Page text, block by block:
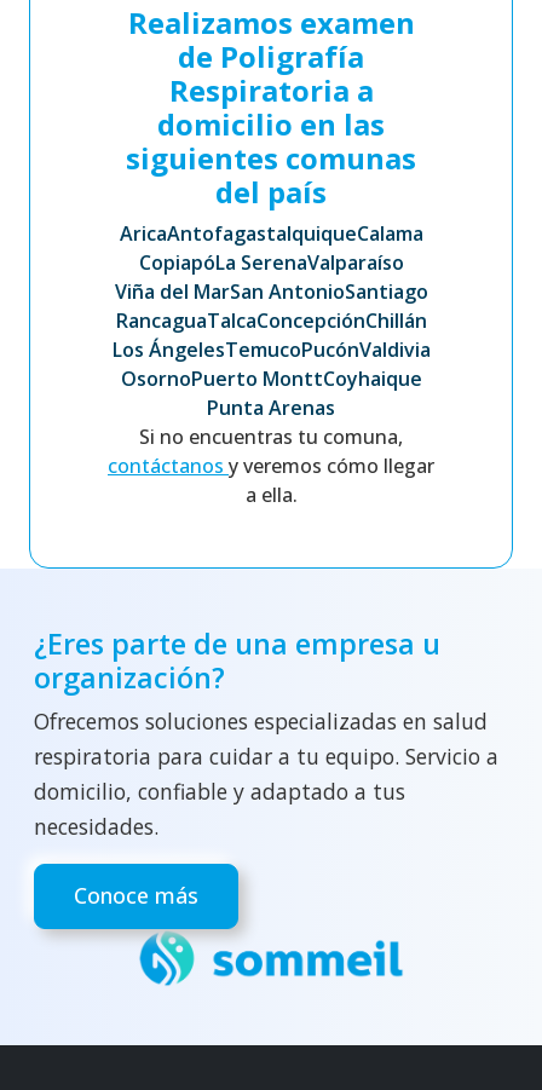
Realizamos examen
de Poligrafía
Respiratoria a
domicilio en las
siguientes comunas
del país
AricaAntofagastaIquiqueCalama
CopiapóLa SerenaValparaíso
Viña del MarSan AntonioSantiago
RancaguaTalcaConcepciónChillán
Los ÁngelesTemucoPucónValdivia
OsornoPuerto MonttCoyhaique
Punta Arenas
Si no encuentras tu comuna,
contáctanos y veremos cómo llegar
a ella.
¿Eres parte de una empresa u
organización?
Ofrecemos soluciones especializadas en salud
respiratoria para cuidar a tu equipo. Servicio a
domicilio, confiable y adaptado a tus
necesidades.
Conoce más